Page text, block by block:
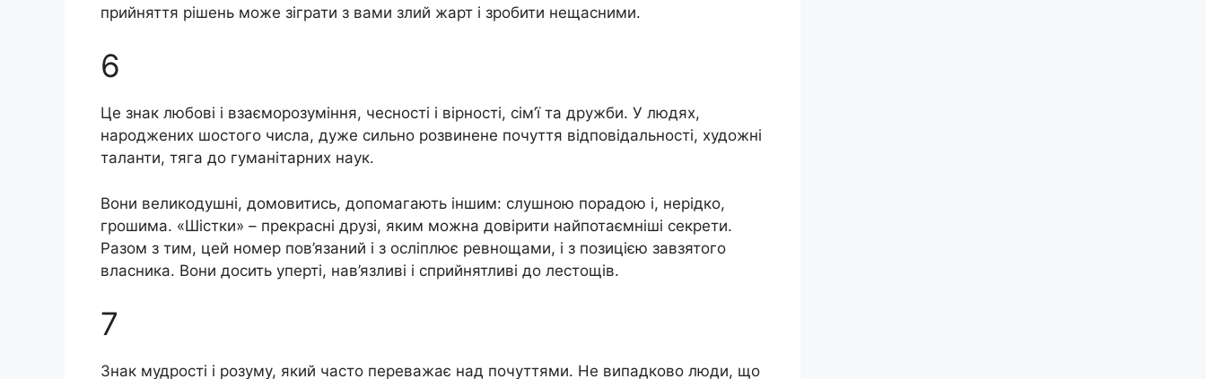
прийняття рішень може зіграти з вами злий жарт і зробити нещасними.
6
Це знак любові і взаєморозуміння, чесності і вірності, сім’ї та дружби. У людях,
народжених шостого числа, дуже сильно розвинене почуття відповідальності, художні
таланти, тяга до гуманітарних наук.
Вони великодушні, домовитись, допомагають іншим: слушною порадою і, нерідко,
грошима. «Шістки» – прекрасні друзі, яким можна довірити найпотаємніші секрети.
Разом з тим, цей номер пов’язаний і з осліплює ревнощами, і з позицією завзятого
власника. Вони досить уперті, нав’язливі і сприйнятливі до лестощів.
7
Знак мудрості і розуму, який часто переважає над почуттями. Не випадково люди, що